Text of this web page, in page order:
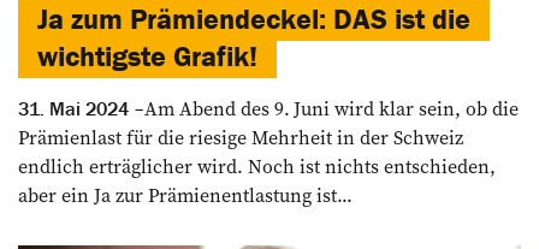
Ja zum Prämiendeckel: DAS ist die
wichtigste Grafik!
31. Mai 2024
Am Abend des 9. Juni wird klar sein, ob die
Prämienlast für die riesige Mehrheit in der Schweiz
endlich erträglicher wird. Noch ist nichts entschieden,
aber ein Ja zur Prämienentlastung ist...